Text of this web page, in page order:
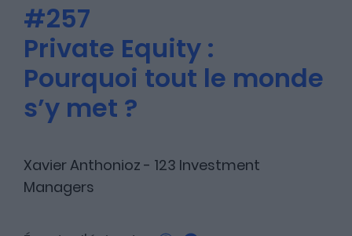
Les épisodes
Les articles
Nous contacter
#257
Private Equity :
Pourquoi tout le monde
s’y met ?
Xavier Anthonioz - 123 Investment
Managers